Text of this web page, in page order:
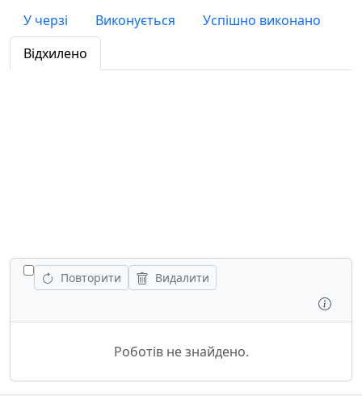
У черзі
Виконується
Успішно виконано
Відхилено
ПОКАЗАТИ ВСІ РОБОТИ
Повторити
Видалити
Роботів не знайдено.